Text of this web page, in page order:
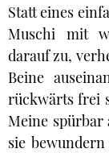
Statt eines
Muschi mit
darauf zu,
Beine
rückwärts frei
Meine spürbar
sie